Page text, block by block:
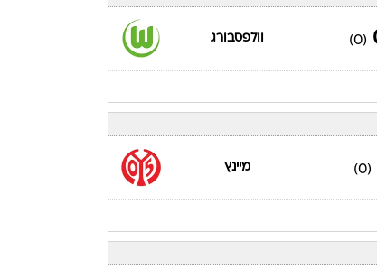
(0) וולפסבורג
(0) מיינץ